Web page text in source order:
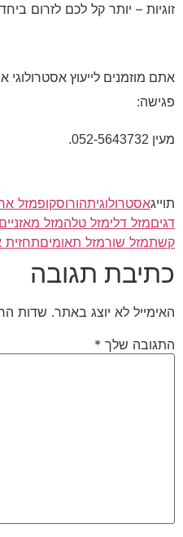
זוגיות – יותר קל לכם לזרום
אתם מוזמנים לייעוץ
פגישה:
מעין 052-5643732.
תוייגאסטרולוגיתהורוסקופמזל
דגיםמזל דלימזל טלהמזל מאזניים
קשתמזל שורמזל תאומיםתחזית
כתיבת תגובה
האימייל לא יוצג באתר. שדות
התגובה שלך *